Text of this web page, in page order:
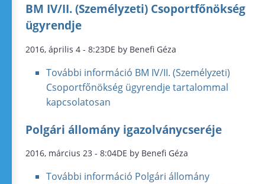
BM IV/II. (Személyzeti) Csoportfőnökség
ügyrendje
2016, április 4 - 8:23DE by Benefi Géza
További információ BM IV/II. (Személyzeti)
Csoportfőnökség ügyrendje tartalommal
kapcsolatosan
Polgári állomány igazolványcseréje
2016, március 23 - 8:04DE by Benefi Géza
További információ Polgári állomány